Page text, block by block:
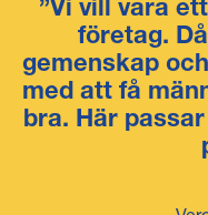
”Vi vill vara
företag.
gemenskap
med att få
bra. Här